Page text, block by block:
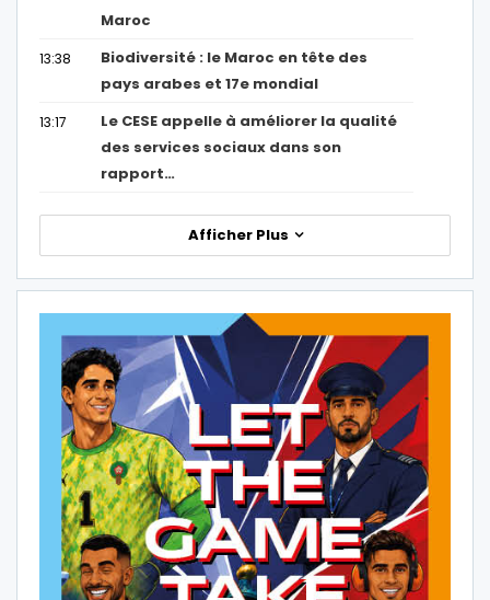
Maroc
13:38
Biodiversité : le Maroc en tête des
pays arabes et 17e mondial
13:17
Le CESE appelle à améliorer la qualité
des services sociaux dans son
rapport…
Afficher Plus